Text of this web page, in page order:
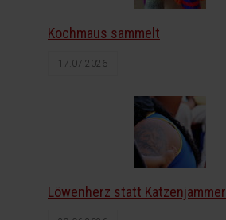
Kochmaus sammelt
17.07.2026
Löwenherz statt Katzenjammer